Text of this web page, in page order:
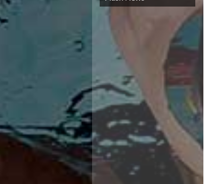
Campionato A2 Maschile
Storico Campionati 2003-2017
Trofei delle Regioni
News
Flash News
Waterpolo Channel
Tuffi
Eventi
Norme e documenti
Risultati e Classifiche
Azzurri